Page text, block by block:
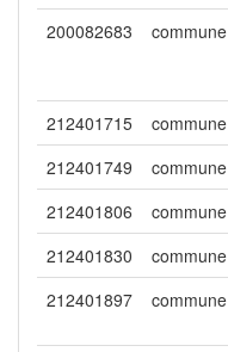
200082683 commune
212401715 commune
212401749
commune
212401806
commune
212401830
commune
212401897
commune